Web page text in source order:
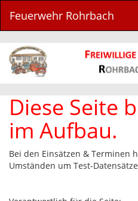
Feuerwehr Rohrbach
Diese Seite
im Aufbau.
Bei den Einsätzen & Terminen
Umständen um Test-